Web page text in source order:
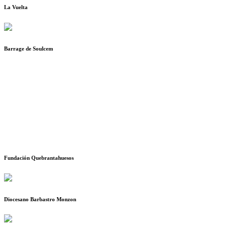
La Vuelta
Barrage de Soulcem
Fundación Quebrantahuesos
Diocesano Barbastro Monzon